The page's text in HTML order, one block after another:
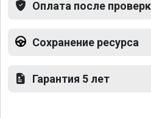
Оплата после
Сохранение ресурса
Гарантия 5 лет